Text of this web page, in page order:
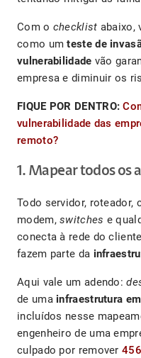
Com o checklist abaixo,
como um teste de
vulnerabilidade vão
empresa e diminuir os
FIQUE POR DENTRO:
vulnerabilidade das
remoto?
1. Mapear todos os
Todo servidor, roteador,
modem,switches e
conecta à rede do
fazem parte da
Aqui vale um adendo:
de uma infraestrutura
incluídos nesse
engenheiro de uma
culpado por remover